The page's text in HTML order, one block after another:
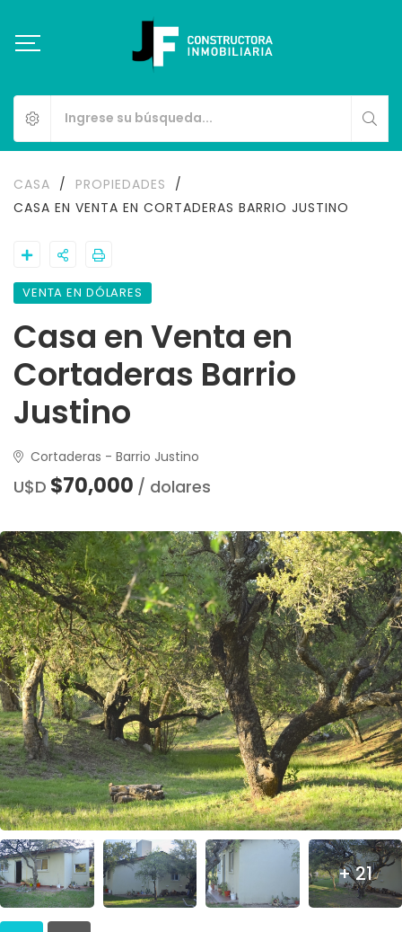
CASA / PROPIEDADES
/
CASA EN VENTA EN CORTADERAS BARRIO JUSTINO
VENTA EN DÓLARES
Casa en Venta en
Cortaderas Barrio
Justino
Cortaderas - Barrio Justino
U$D $70,000 / dolares
+ 21